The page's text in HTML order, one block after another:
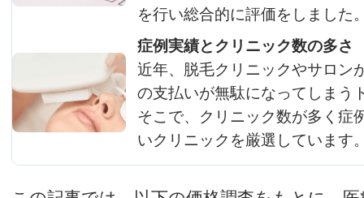
を行い総合的に評価をしました
症例実績とクリニック数の多さ
近年、脱毛クリニックやサロン
の支払いが無駄になってしまう
そこで、クリニック数が多く症
いクリニックを厳選しています